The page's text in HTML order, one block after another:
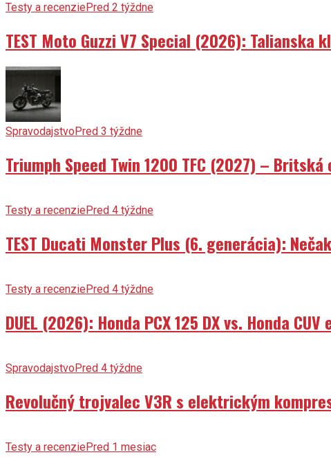
Testy a recenziePred 2 týždne
TEST Moto Guzzi V7 Special (2026):
SpravodajstvoPred 3 týždne
Triumph Speed Twin 1200 TFC (2027) –
Testy a recenziePred 4 týždne
TEST Ducati Monster Plus (6. generácia):
Testy a recenziePred 4 týždne
DUEL (2026): Honda PCX 125 DX vs. Honda
SpravodajstvoPred 4 týždne
Revolučný trojvalec V3R s elektrickým
Testy a recenziePred 1 mesiac